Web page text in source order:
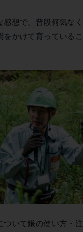
感想で、普段何気な
をかけて育っている
ついて鎌の使い方・